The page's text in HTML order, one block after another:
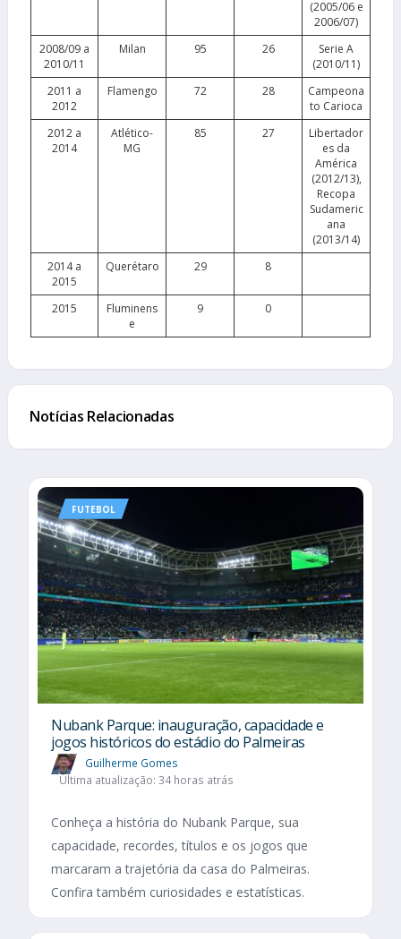
(2005/06 e
2006/07)
2008/09 a
2010/11
Milan 95 26
Serie A
(2010/11)
2011 a
2012
Flamengo 72 28
Campeona
to Carioca
2012 a
2014
Atlético-
MG
85 27
Libertador
es da
América
(2012/13),
Recopa
Sudameric
ana
(2013/14)
2014 a
2015
Querétaro 29 8
2015
Fluminens
e
9 0
Notícias Relacionadas
FUTEBOL
Nubank Parque: inauguração, capacidade e
jogos históricos do estádio do Palmeiras
Guilherme Gomes
Última atualização: 34 horas atrás
Conheça a história do Nubank Parque, sua
capacidade, recordes, títulos e os jogos que
marcaram a trajetória da casa do Palmeiras.
Confira também curiosidades e estatísticas.